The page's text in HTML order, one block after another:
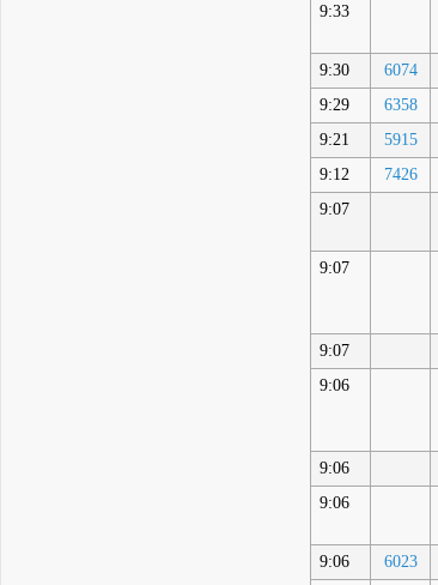
9:33
9:30 6074
9:29
6358
9:21
5915
9:12
7426
9:07
9:07
9:07
9:06
9:06
9:06
9:06 6023